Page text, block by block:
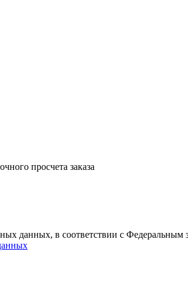
просчета заказа
данных, в соответствии с